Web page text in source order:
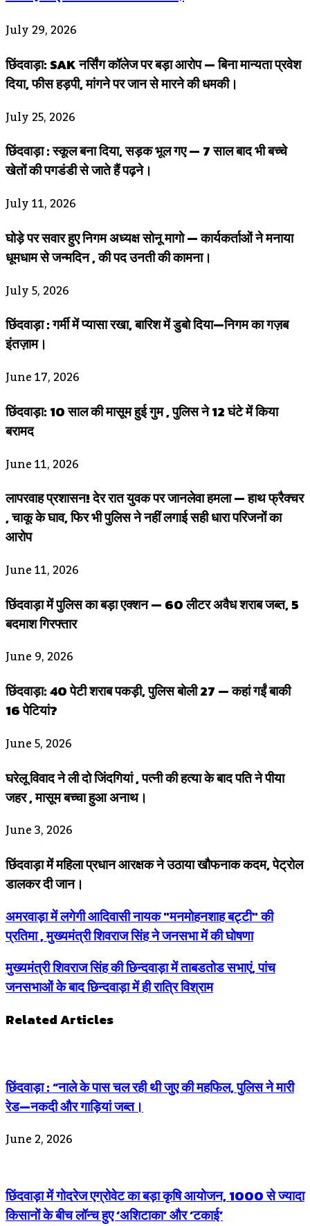
July 29, 2026
छिंदवाड़ा: SAK नर्सिंग कॉलेज पर बड़ा आरोप — बिना मान्यता प्रवेश
दिया, फीस हड़पी, मांगने पर जान से मारने की धमकी।
July 25, 2026
छिंदवाड़ा : स्कूल बना दिया, सड़क भूल गए — 7 साल बाद भी बच्चे
खेतों की पगडंडी से जाते हैं पढ़ने।
July 11, 2026
घोड़े पर सवार हुए निगम अध्यक्ष सोनू मागो — कार्यकर्ताओं ने मनाया
धूमधाम से जन्मदिन , की पद उनती की कामना।
July 5, 2026
छिंदवाड़ा : गर्मी में प्यासा रखा, बारिश में डुबो दिया—निगम का गज़ब
इंतज़ाम।
June 17, 2026
छिंदवाड़ा: 10 साल की मासूम हुई गुम , पुलिस ने 12 घंटे में किया
बरामद
June 11, 2026
लापरवाह प्रशासन! देर रात युवक पर जानलेवा हमला — हाथ फ्रैक्चर
, चाकू के घाव, फिर भी पुलिस ने नहीं लगाई सही धारा परिजनों का
आरोप
June 11, 2026
छिंदवाड़ा में पुलिस का बड़ा एक्शन — 60 लीटर अवैध शराब जब्त, 5
बदमाश गिरफ्तार
June 9, 2026
छिंदवाड़ा: 40 पेटी शराब पकड़ी, पुलिस बोली 27 — कहां गईं बाकी
16 पेटियां?
June 5, 2026
घरेलू विवाद ने ली दो जिंदगियां , पत्नी की हत्या के बाद पति ने पीया
जहर , मासूम बच्चा हुआ अनाथ।
June 3, 2026
छिंदवाड़ा में महिला प्रधान आरक्षक ने उठाया खौफनाक कदम, पेट्रोल
डालकर दी जान।
अमरवाड़ा में लगेगी आदिवासी नायक "मनमोहनशाह बट्टी" की
प्रतिमा , मुख्यमंत्री शिवराज सिंह ने जनसभा में की घोषणा
मुख्यमंत्री शिवराज सिंह की छिन्दवाड़ा में ताबडतोड सभाएं, पांच
जनसभाओं के बाद छिन्दवाड़ा में ही रात्रि विश्राम
Related Articles
छिंदवाड़ा : “नाले के पास चल रही थी जुए की महफिल, पुलिस ने मारी
रेड—नकदी और गाड़ियां जब्त।
June 2, 2026
छिंदवाड़ा में गोदरेज एग्रोवेट का बड़ा कृषि आयोजन, 1000 से ज्यादा
किसानों के बीच लॉन्च हुए ‘अशिटाका’ और ‘टकाई’